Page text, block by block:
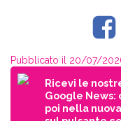
Pubblicato il 20/07/
Ricevi le
Google News:
poi nella